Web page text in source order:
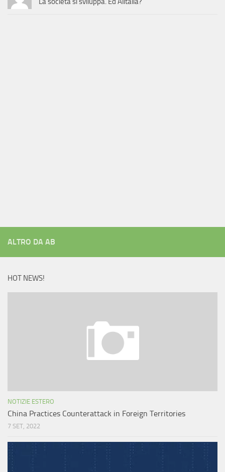
ALTRO DA AB
HOT NEWS!
NOTIZIE ESTERO
China Practices Counterattack in Foreign Territories
7 SET, 2022